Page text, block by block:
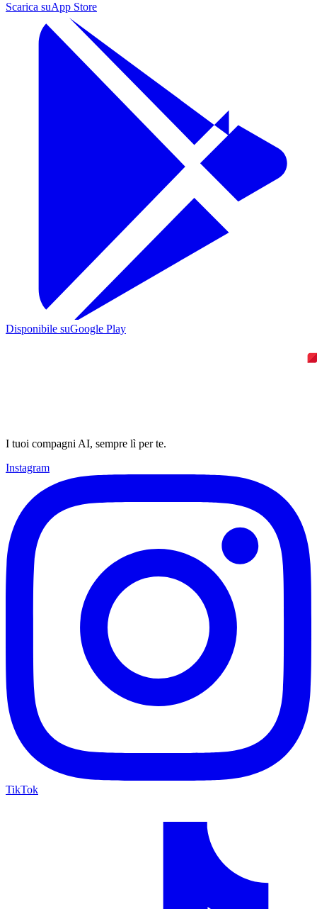
Scarica suApp Store
Disponibile suGoogle Play
I tuoi compagni AI, sempre lì per te.
Instagram
TikTok